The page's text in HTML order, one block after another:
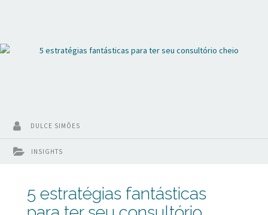
INSIGHTS
DULCE SIMÕES
5 estratégias fantásticas